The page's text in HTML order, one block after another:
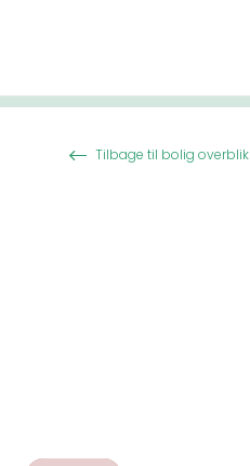
Tilbage til bolig overblik